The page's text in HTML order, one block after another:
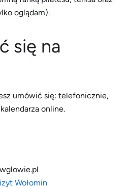
oglądam).
się na
umówić się: telefonicznie,
online.
Wołomin